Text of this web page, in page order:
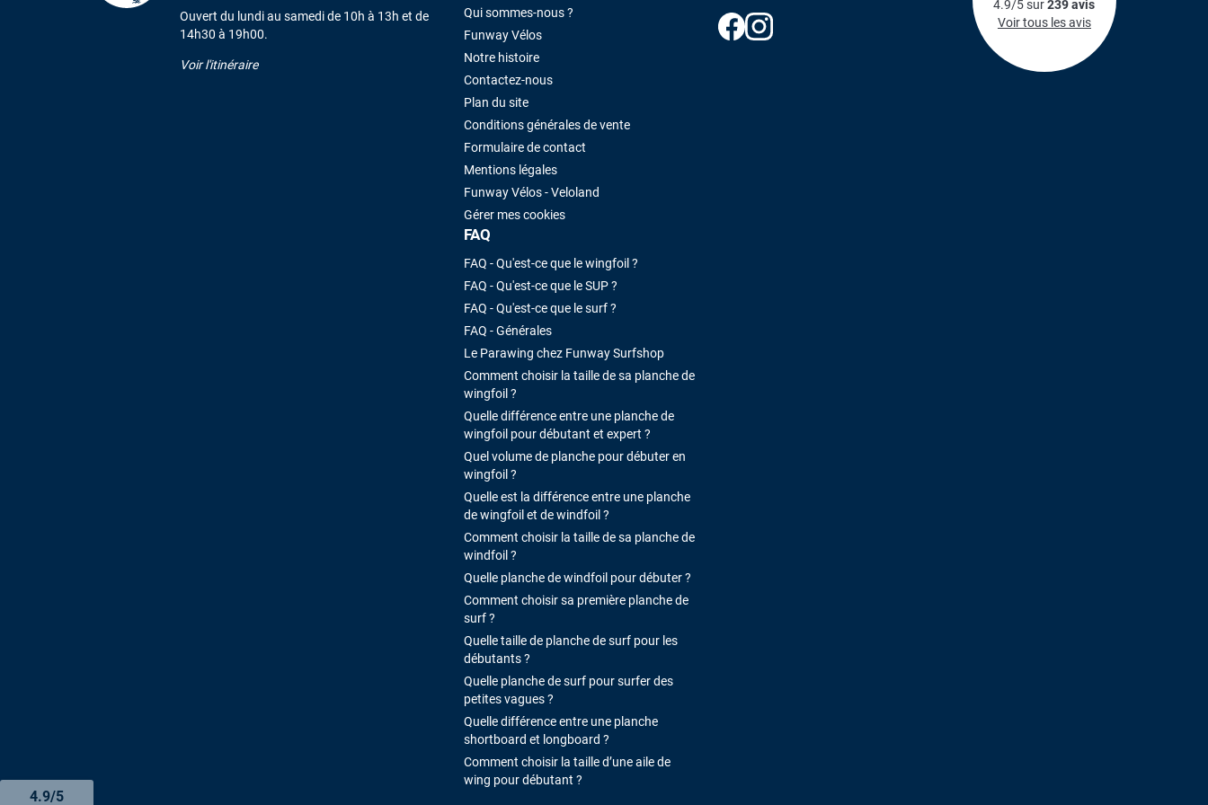
Ouvert du lundi au samedi de 10h à 13h et de
14h30 à 19h00.
Voir l'itinéraire
Qui sommes-nous ?
Funway Vélos
Notre histoire
Contactez-nous
Plan du site
Conditions générales de vente
Formulaire de contact
Mentions légales
Funway Vélos - Veloland
Gérer mes cookies
FAQ
FAQ - Qu'est-ce que le wingfoil ?
FAQ - Qu'est-ce que le SUP ?
FAQ - Qu'est-ce que le surf ?
FAQ - Générales
Le Parawing chez Funway Surfshop
Comment choisir la taille de sa planche de
wingfoil ?
Quelle différence entre une planche de
wingfoil pour débutant et expert ?
Quel volume de planche pour débuter en
wingfoil ?
Quelle est la différence entre une planche
de wingfoil et de windfoil ?
Comment choisir la taille de sa planche de
windfoil ?
Quelle planche de windfoil pour débuter ?
Comment choisir sa première planche de
surf ?
Quelle taille de planche de surf pour les
débutants ?
Quelle planche de surf pour surfer des
petites vagues ?
Quelle différence entre une planche
shortboard et longboard ?
Comment choisir la taille d’une aile de
wing pour débutant ?
4.9/5 sur239 avis
Voir tous les avis
4.9/5